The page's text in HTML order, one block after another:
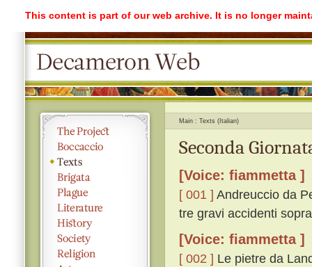
This content is part of our web archive. It is no longer
Main Texts (Italian)
Seconda
[Voice: fiammetta ]
[ 001 ] Andreuccio da
tre gravi accidenti
[Voice: fiammetta ]
[ 002 ] Le pietre da